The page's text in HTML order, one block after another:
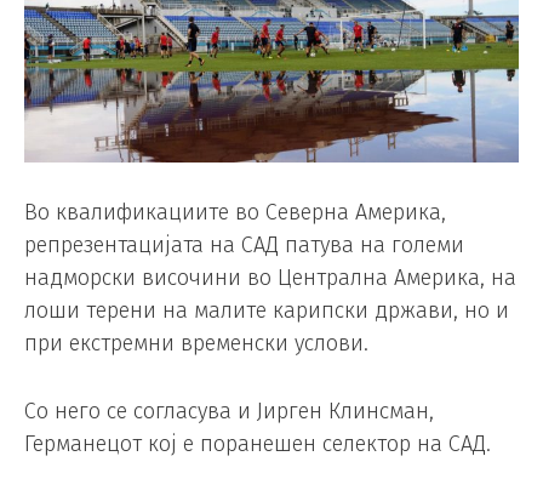
Во квалификациите во Северна Америка,
репрезентацијата на САД патува на големи
надморски височини во Централна Америка, на
лоши терени на малите карипски држави, но и
при екстремни временски услови.
Со него се согласува и Јирген Клинсман,
Германецот кој е поранешен селектор на САД.